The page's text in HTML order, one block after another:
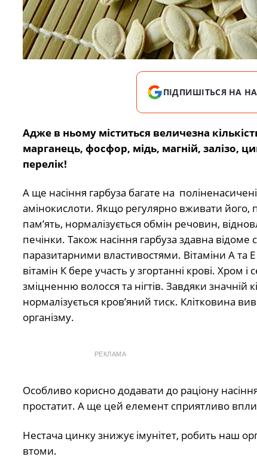
ПІДПИШІТЬСЯ НА
Адже в ньому міститься величезна
марганець, фосфор, мідь, магній, залізо,
перелік!
А ще насіння гарбуза багате на
амінокислоти. Якщо регулярно вживати його,
пам’ять, нормалізується обмін речовин,
печінки. Також насіння гарбуза здавна відоме
паразитарними властивостями. Вітаміни А та
вітамін К бере участь у згортанні крові. Хром
зміцненню волосся та нігтів. Завдяки значній
нормалізується кров’яний тиск. Клітковина
організму.
РЕКЛАМА
Особливо корисно додавати до раціону
простатит. А ще цей елемент сприятливо
Нестача цинку знижує імунітет, робить наш
втоми.